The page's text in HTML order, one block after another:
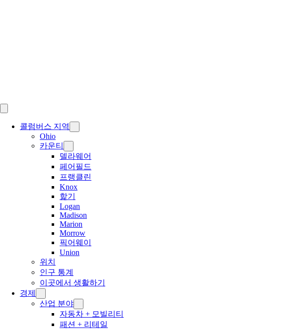
콜럼버스 지역
Ohio
카운티
델라웨어
페어필드
프랭클린
Knox
핥기
Logan
Madison
Marion
Morrow
픽어웨이
Union
위치
인구 통계
이곳에서 생활하기
경제
산업 분야
자동차 + 모빌리티
패션 + 리테일